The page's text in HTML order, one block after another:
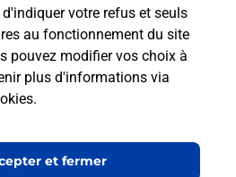
votre refus et seuls
au fonctionnement du site
pouvez modifier vos choix à
plus d'informations via
.
et fermer
lettres Essonne Videlles
conforme